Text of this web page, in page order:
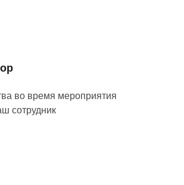
во время мероприятия
сотрудник